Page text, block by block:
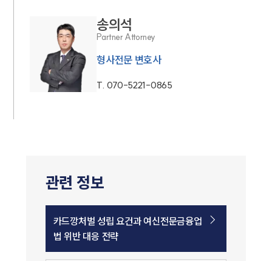
송의석
Partner Attorney
형사전문 변호사
T. 070-5221-0865
관련 정보
카드깡처벌 성립 요건과 여신전문금융업
법 위반 대응 전략